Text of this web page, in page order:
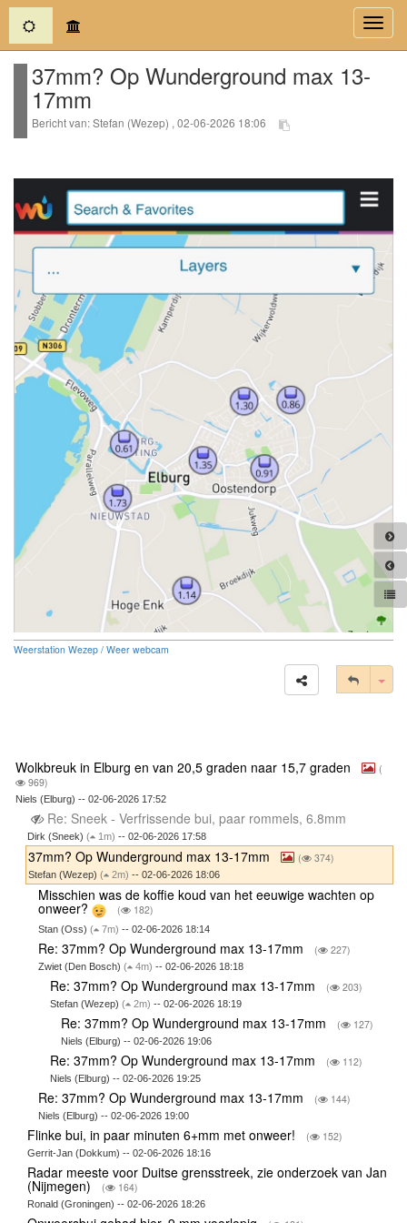
(current)
37mm? Op Wunderground max 13-
17mm
Bericht van: Stefan (Wezep) , 02-06-2026 18:06
Weerstation Wezep / Weer webcam
Wolkbreuk in Elburg en van 20,5 graden naar 15,7 graden
(
969)
Niels (Elburg) -- 02-06-2026 17:52
Re: Sneek - Verfrissende bui, paar rommels, 6.8mm
Dirk (Sneek) ( 1m) -- 02-06-2026 17:58
37mm? Op Wunderground max 13-17mm ( 374)
Stefan (Wezep) ( 2m) -- 02-06-2026 18:06
Misschien was de koffie koud van het eeuwige wachten op
onweer? ( 182)
Stan (Oss)( 7m) -- 02-06-2026 18:14
Re: 37mm? Op Wunderground max 13-17mm ( 227)
Zwiet (Den Bosch)( 4m) -- 02-06-2026 18:18
Re: 37mm? Op Wunderground max 13-17mm ( 203)
Stefan (Wezep) ( 2m) -- 02-06-2026 18:19
Re: 37mm? Op Wunderground max 13-17mm ( 127)
Niels (Elburg) -- 02-06-2026 19:06
Re: 37mm? Op Wunderground max 13-17mm ( 112)
Niels (Elburg) -- 02-06-2026 19:25
Re: 37mm? Op Wunderground max 13-17mm ( 144)
Niels (Elburg) -- 02-06-2026 19:00
Flinke bui, in paar minuten 6+mm met onweer! ( 152)
Gerrit-Jan (Dokkum) -- 02-06-2026 18:16
Radar meeste voor Duitse grensstreek, zie onderzoek van Jan
(Nijmegen) ( 164)
Ronald (Groningen) -- 02-06-2026 18:26